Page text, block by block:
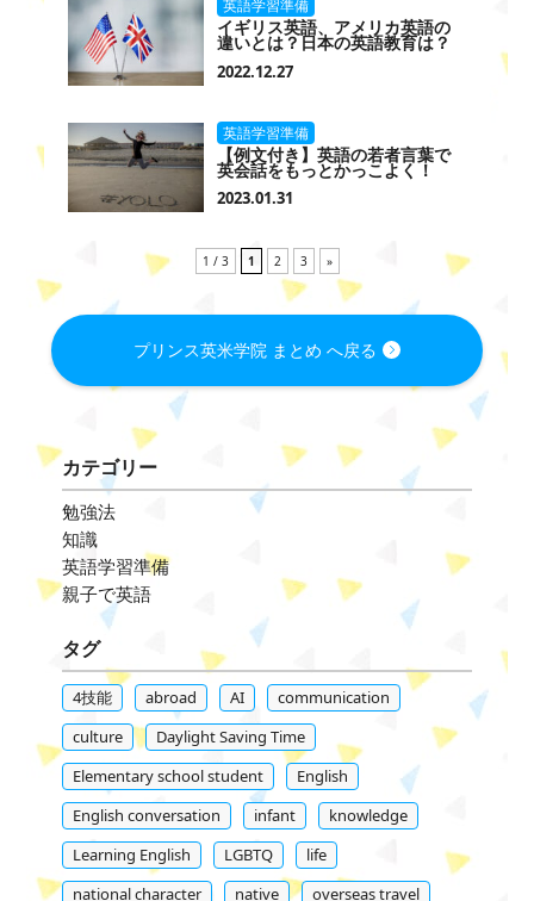
英語学習準備
イギリス英語、アメリカ英語の
違いとは？日本の英語教育は？
2022.12.27
英語学習準備
【例文付き】英語の若者言葉で
英会話をもっとかっこよく！
2023.01.31
1 / 3 1 2 3 »
プリンス英米学院 まとめ へ戻る
カテゴリー
勉強法
知識
英語学習準備
親子で英語
タグ
4技能 abroad AI
communication
culture
Daylight Saving Time
Elementary school student
English
English conversation
infant
knowledge
Learning English
LGBTQ
life
national character
native
overseas travel